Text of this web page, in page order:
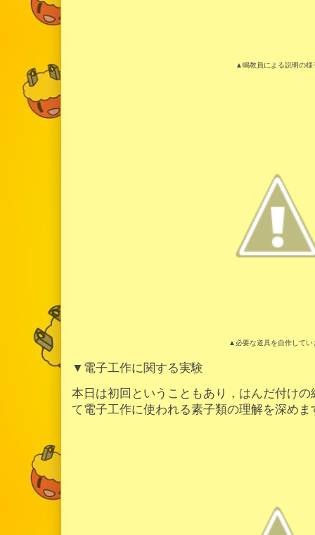
▲嶋教員による説明の様
▲必要な道具を自作してい
▼電子工作に関する実験
本日は初回ということもあり，はんだ付け
て電子工作に使われる素子類の理解を深めま